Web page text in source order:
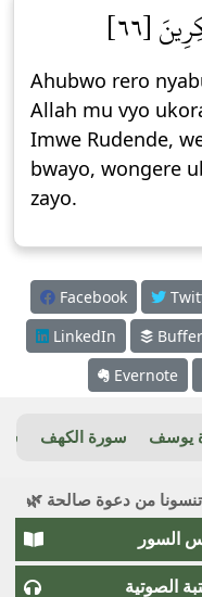
[٦٦]
Ahubwo rero
Allah mu vyo
Imwe Rudende,
bwayo, wongere
zayo.
Facebook
LinkedIn
Buffer
Evernote
يوسف سورة الكهف
تنسونا من دعوة صالحة 🌿
السور
الصوتية